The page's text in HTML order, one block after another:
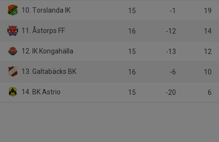
10. Torslanda IK 15 -1 19
11. Åstorps FF 16 -12 14
12. IK Kongahälla 15 -13 12
13. Galtabäcks BK 16 -6 10
14. BK Astrio 15 -20 6